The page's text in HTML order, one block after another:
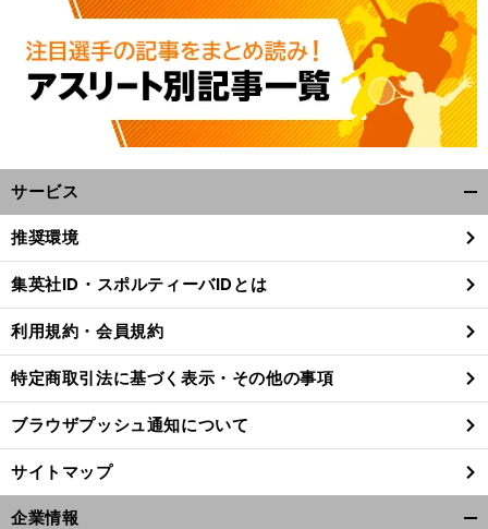
サービス
閉
る
推奨環境
集英社ID・スポルティーバIDとは
利用規約・会員規約
特定商取引法に基づく表示・その他の事項
ブラウザプッシュ通知について
サイトマップ
企業情報